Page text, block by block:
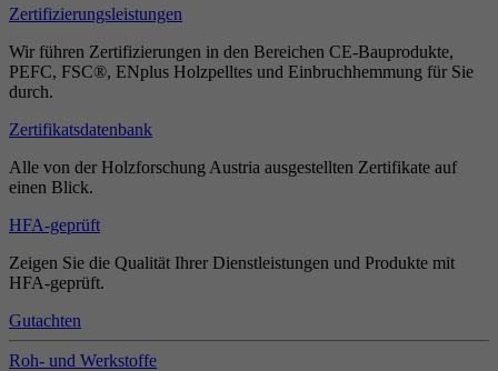
Zertifizierungsleistungen
Wir führen Zertifizierungen in den Bereichen CE-Bauprodukte,
PEFC, FSC®, ENplus Holzpelltes und Einbruchhemmung für Sie
durch.
Zertifikatsdatenbank
Alle von der Holzforschung Austria ausgestellten Zertifikate auf
einen Blick.
HFA-geprüft
Zeigen Sie die Qualität Ihrer Dienstleistungen und Produkte mit
HFA-geprüft.
Gutachten
Roh- und Werkstoffe